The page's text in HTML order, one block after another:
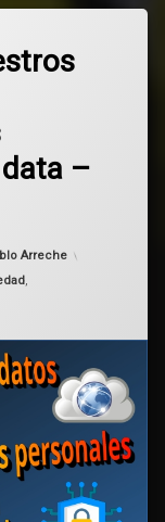
–
noviembre 6, 2025
Arreche
,